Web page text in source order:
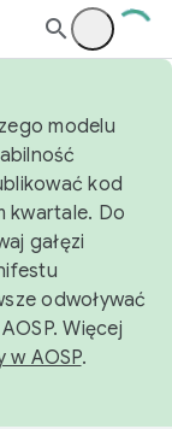
modelu
kod
kwartale. Do
gałęzi
odwoływać
Więcej
w AOSP.